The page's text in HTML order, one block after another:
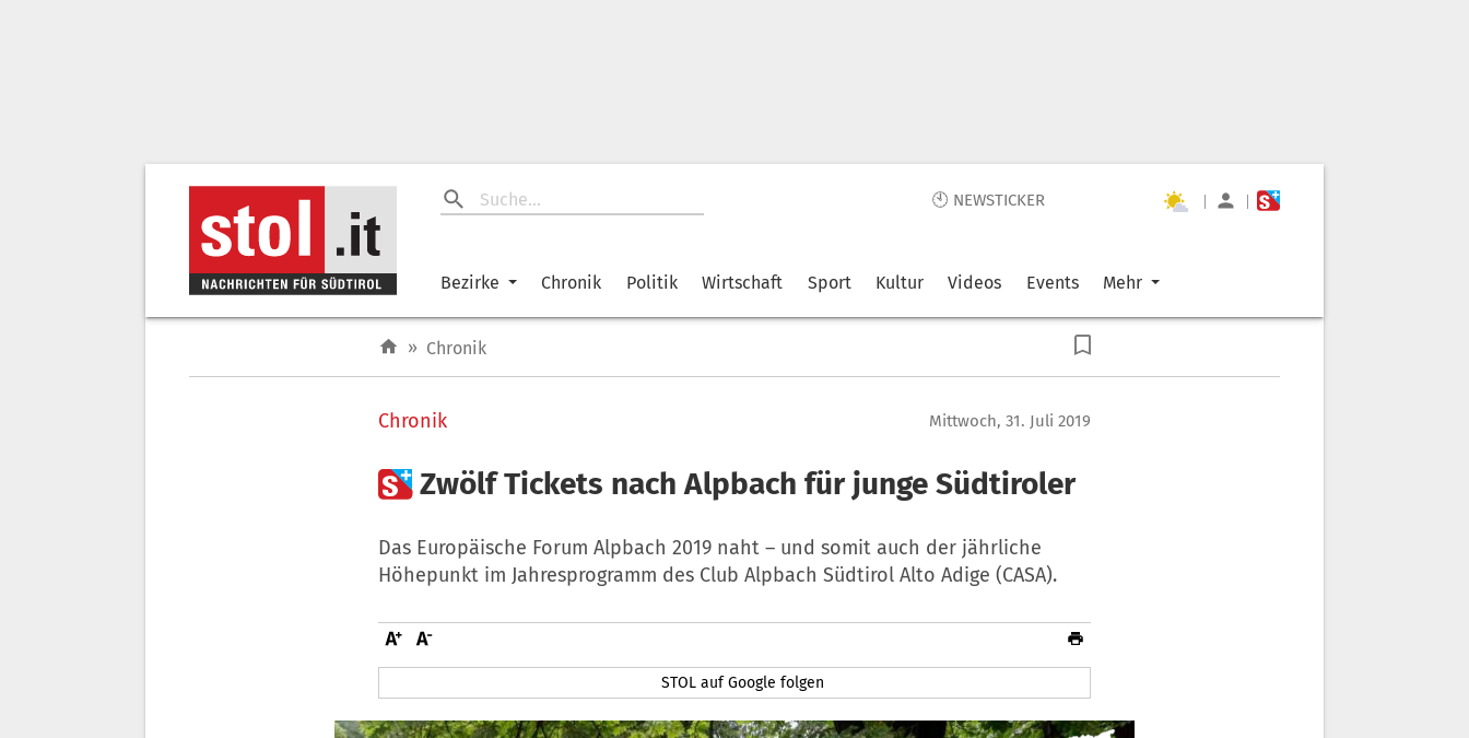
🕙 NEWSTICKER | |
Bezirke Chronik Politik Wirtschaft Sport Kultur Videos Events Mehr
» Chronik
Chronik Mittwoch, 31. Juli 2019
Zwölf Tickets nach Alpbach für junge Südtiroler
Das Europäische Forum Alpbach 2019 naht – und somit auch der jährliche
Höhepunkt im Jahresprogramm des Club Alpbach Südtirol Alto Adige (CASA).
STOL auf Google folgen